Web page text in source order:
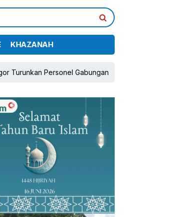
KHAZANAH
Personel Gabungan dan Brimob,